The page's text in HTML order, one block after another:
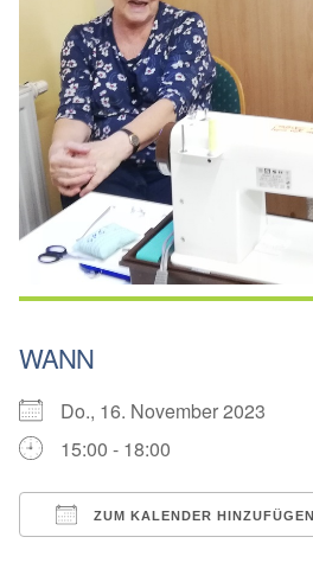
WANN
Do., 16. November 2023
15:00 - 18:00
ZUM KALENDER HINZUFÜGEN